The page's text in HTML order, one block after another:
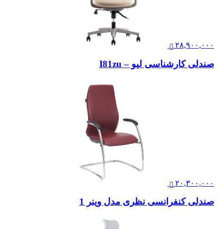
۲۸,۹۰۰,۰۰۰
صندلی کارشناسی لیو – I81zu
۲۰,۳۰۰,۰۰۰
صندلی کنفرانسی نظری مدل وینر 1